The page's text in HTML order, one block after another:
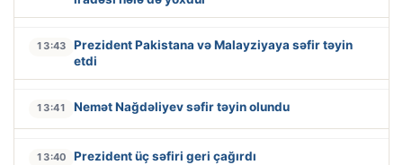
13:43
Prezident Pakistana və Malayziyaya səfir təyin
etdi
13:41 Nemət Nağdəliyev səfir təyin olundu
13:40 Prezident üç səfiri geri çağırdı